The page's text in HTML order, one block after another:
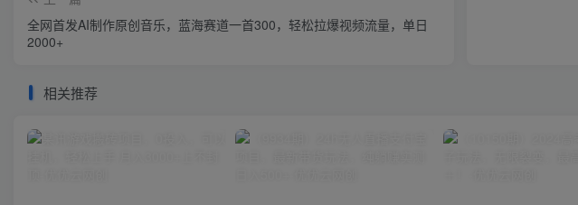
全网首发AI制作原创音乐，蓝海赛道一首300，轻松拉爆视频流量，单日
2000+
相关推荐